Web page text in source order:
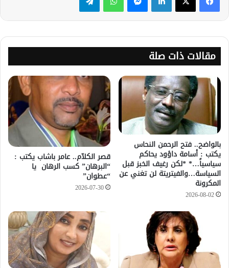
مقالات ذات صلة
بالواضح.. فتح الرحمن النحاس
يكتب : أسامة داؤود يحاكم
سياسياً…* *لكن رغيف الخبز قبل
السياسة…والفيتريتة لن تغني عن
المكرونة
2026-08-02
قصر الكلآم.. عامر باشاب يكتب :
“البرهان” كسب الرهان يا
“عطوان”
2026-07-30